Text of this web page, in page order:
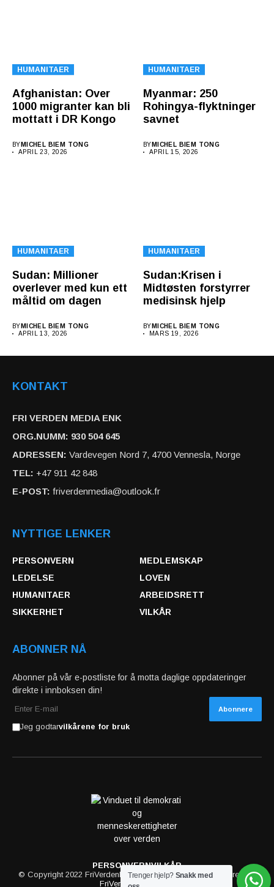
HUMANITAER
Afghanistan: Over
1000 migranter kan bli
mottatt i DR Kongo
BY MICHEL BIEM TONG
APRIL 23, 2026
HUMANITAER
Myanmar: 250
Rohingya-flyktninger
savnet
BY MICHEL BIEM TONG
APRIL 15, 2026
HUMANITAER
Sudan: Millioner
overlever med kun ett
måltid om dagen
BY MICHEL BIEM TONG
APRIL 13, 2026
HUMANITAER
Sudan:Krisen i
Midtøsten forstyrrer
medisinsk hjelp
BY MICHEL BIEM TONG
MARS 19, 2026
KONTAKT
FRI VERDEN MEDIA ENK
ORG.NUMM: 930 504 645
ADRESSEN: Vardevegen Nord 7, 4700 Vennesla, Norge
TEL: +47 911 42 848
E-POST: friverdenmedia@outlook.fr
NYTTIGE LENKER
PERSONVERN
MEDLEMSKAP
LEDELSE
LOVEN
HUMANITAER
ARBEIDSRETT
SIKKERHET
VILKÅR
ABONNER NÅ
Abonner på vår e-postliste for å motta daglige oppdateringer
direkte i innboksen din!
Jeg godtarvilkårene for bruk
PERSONVERNVILKÅR
© Copyright 2022 FriVerdenMedia. All rights reserved powered by
FriVerdenMedia.com
Trenger hjelp? Snakk med